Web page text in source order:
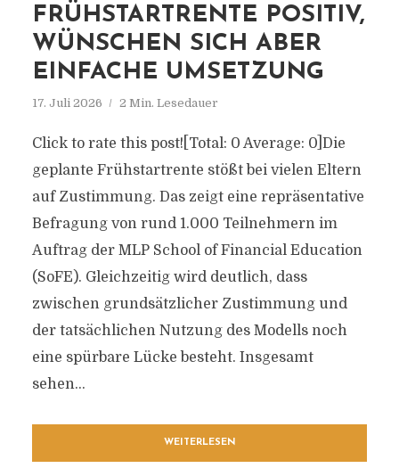
FRÜHSTARTRENTE POSITIV,
WÜNSCHEN SICH ABER
EINFACHE UMSETZUNG
17. Juli 2026 2 Min. Lesedauer
Click to rate this post![Total: 0 Average: 0]Die
geplante Frühstartrente stößt bei vielen Eltern
auf Zustimmung. Das zeigt eine repräsentative
Befragung von rund 1.000 Teilnehmern im
Auftrag der MLP School of Financial Education
(SoFE). Gleichzeitig wird deutlich, dass
zwischen grundsätzlicher Zustimmung und
der tatsächlichen Nutzung des Modells noch
eine spürbare Lücke besteht. Insgesamt
sehen...
WEITERLESEN